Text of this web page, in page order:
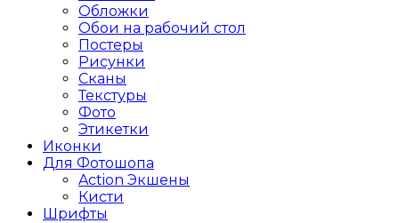
Обложки
Обои на рабочий стол
Постеры
Рисунки
Сканы
Текстуры
Фото
Этикетки
Иконки
Для Фотошопа
Action Экшены
Кисти
Шрифты